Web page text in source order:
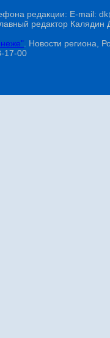
редакции: E-mail:
редактор
. Новости региона,
17-00